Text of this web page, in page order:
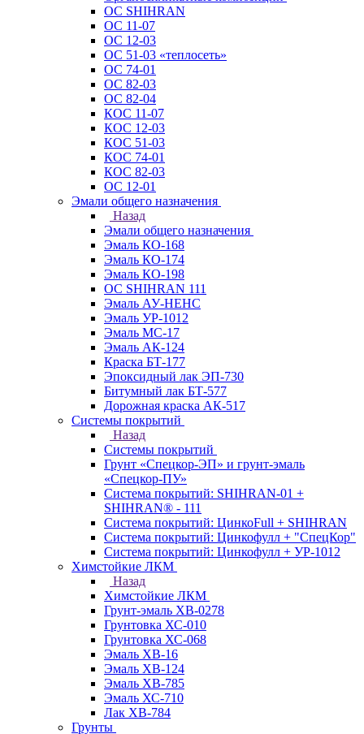
ОС SHIHRAN
ОС 11-07
ОС 12-03
ОС 51-03 «теплосеть»
ОС 74-01
ОС 82-03
ОС 82-04
КОС 11-07
КОС 12-03
КОС 51-03
КОС 74-01
КОС 82-03
ОС 12-01
Эмали общего назначения
Назад
Эмали общего назначения
Эмаль КО-168
Эмаль КО-174
Эмаль КО-198
ОС SHIHRAN 111
Эмаль АУ-НЕНС
Эмаль УР-1012
Эмаль МС-17
Эмаль АК-124
Краска БТ-177
Эпоксидный лак ЭП-730
Битумный лак БТ-577
Дорожная краска АК-517
Системы покрытий
Назад
Системы покрытий
Грунт «Спецкор-ЭП» и грунт-эмаль
«Спецкор-ПУ»
Система покрытий: SHIHRAN-01 +
SHIHRAN® - 111
Система покрытий: ЦинкоFull + SHIHRAN
Система покрытий: Цинкофулл + "СпецКор"
Система покрытий: Цинкофулл + УР-1012
Химстойкие ЛКМ
Назад
Химстойкие ЛКМ
Грунт-эмаль ХВ-0278
Грунтовка ХС-010
Грунтовка ХС-068
Эмаль ХВ-16
Эмаль ХВ-124
Эмаль ХВ-785
Эмаль ХС-710
Лак ХВ-784
Грунты